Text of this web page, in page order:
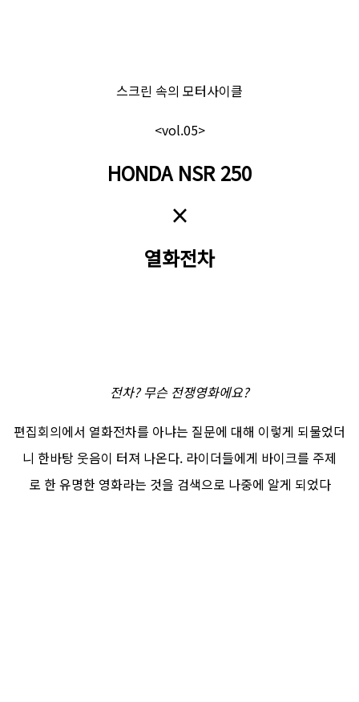
스크린 속의 모터사이클
<vol.05>
HONDA NSR 250
×
열화전차
전차? 무슨 전쟁영화에요?
편집회의에서 열화전차를 아냐는 질문에 대해 이렇게 되물었더
니 한바탕 웃음이 터져 나온다. 라이더들에게 바이크를 주제
로 한 유명한 영화라는 것을 검색으로 나중에 알게 되었다